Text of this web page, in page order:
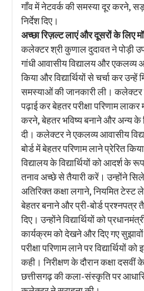
गाँव में नेटवर्क की समस्या दूर करने,
निर्देश दिए।
अच्छा रिज़ल्ट लाएं और दूसरों के लिए
कलेक्टर श्री कुणाल दुदावत ने पोड़ी
गांधी आवासीय विद्यालय और एकलव्य
किया और विद्यार्थियों से चर्चा कर
समस्याओं की जानकारी ली। कलेक्टर ने
पढ़ाई कर बेहतर परीक्षा परिणाम
करने, बेहतर भविष्य बनाने और अन्य के
दी। कलेक्टर ने एकलव्य आवासीय
बोर्ड में बेहतर परिणाम लाने प्रेरित
विद्यालय के विद्यार्थियों को आदर्श के
तनाव अच्छे से तैयारी करें। उन्होंने
अतिरिक्त कक्षा लगाने, नियमित
बेहतर बनाने और प्री-बोर्ड प्रश्नपत्र
दिए। उन्होंने विद्यार्थियों को
कार्यक्रम को देखने और दिए गए
परीक्षा परिणाम लाने पर विद्यार्थियों
कही। निरीक्षण के दौरान कक्षा दसवीं
छत्तीसगढ़ की कला-संस्कृति पर